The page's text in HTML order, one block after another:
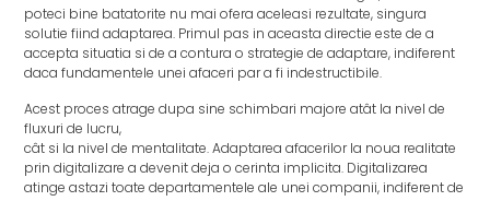
poteci bine batatorite nu mai ofera aceleasi rezultate, singura
solutie fiind adaptarea. Primul pas in aceasta directie este de a
accepta situatia si de a contura o strategie de adaptare, indiferent
daca fundamentele unei afaceri par a fi indestructibile.
Acest proces atrage dupa sine schimbari majore atât la nivel de
fluxuri de lucru,
cât si la nivel de mentalitate. Adaptarea afacerilor la noua realitate
prin digitalizare a devenit deja o cerinta implicita. Digitalizarea
atinge astazi toate departamentele ale unei companii, indiferent de